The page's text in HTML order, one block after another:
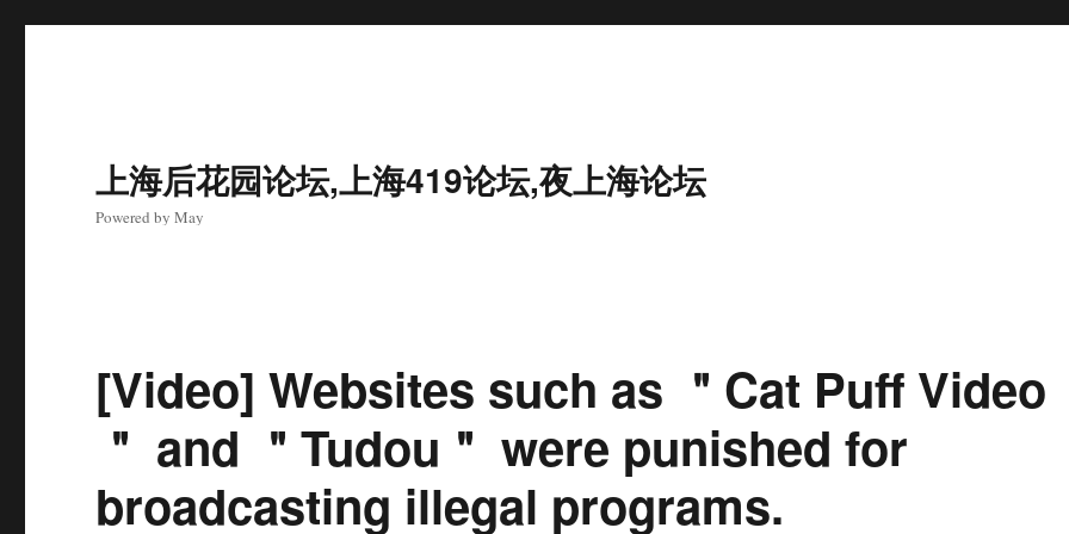
上海后花园论坛,上海419论坛,夜上海论坛
Powered by May
[Video] Websites such as ＂Cat Puff Video
＂ and ＂Tudou＂ were punished for
broadcasting illegal programs.